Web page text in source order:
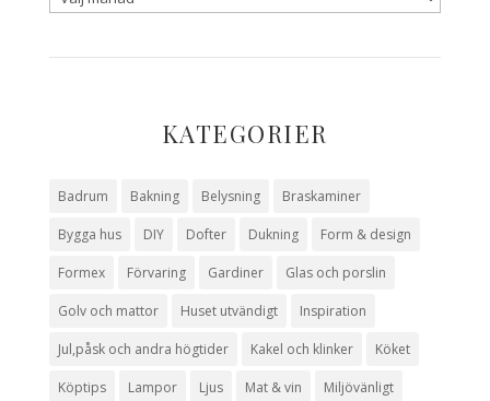
KATEGORIER
Badrum Bakning Belysning Braskaminer
Bygga hus DIY Dofter Dukning Form & design
Formex Förvaring Gardiner Glas och porslin
Golv och mattor Huset utvändigt Inspiration
Jul,påsk och andra högtider Kakel och klinker Köket
Köptips Lampor Ljus Mat & vin Miljövänligt